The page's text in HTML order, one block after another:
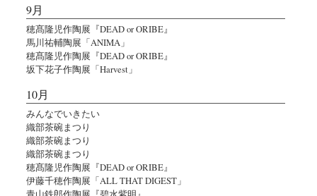
9月
穂髙隆児作陶展『DEAD or ORIBE』
馬川祐輔陶展「ANIMA」
穂髙隆児作陶展『DEAD or ORIBE』
坂下花子作陶展「Harvest」
10月
みんなでいきたい
織部茶碗まつり
織部茶碗まつり
織部茶碗まつり
穂髙隆児作陶展『DEAD or ORIBE』
伊藤千穂作陶展「ALL THAT DIGEST」